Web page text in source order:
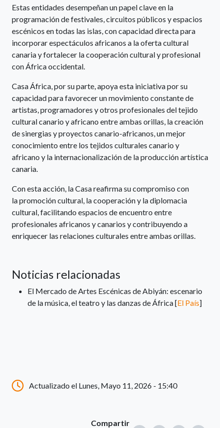
Estas entidades desempeñan un papel clave en la
programación de festivales, circuitos públicos y espacios
escénicos en todas las islas, con capacidad directa para
incorporar espectáculos africanos a la oferta cultural
canaria y fortalecer la cooperación cultural y profesional
con África occidental.
Casa África, por su parte, apoya esta iniciativa por su
capacidad para favorecer un movimiento constante de
artistas, programadores y otros profesionales del tejido
cultural canario y africano entre ambas orillas, la creación
de sinergias y proyectos canario-africanos, un mejor
conocimiento entre los tejidos culturales canario y
africano y la internacionalización de la producción artística
canaria.
Con esta acción, la Casa reafirma su compromiso con
la promoción cultural, la cooperación y la diplomacia
cultural, facilitando espacios de encuentro entre
profesionales africanos y canarios y contribuyendo a
enriquecer las relaciones culturales entre ambas orillas.
Noticias relacionadas
El Mercado de Artes Escénicas de Abiyán: escenario
de la música, el teatro y las danzas de África [El País]
Actualizado el Lunes, Mayo 11, 2026 - 15:40
Compartir